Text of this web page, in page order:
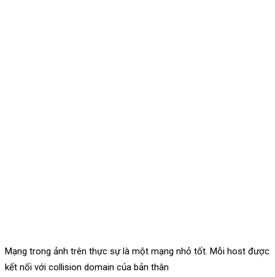
Mạng trong ảnh trên thực sự là một mạng nhỏ tốt. Mỗi host được
kết nối với collision domain của bản thân